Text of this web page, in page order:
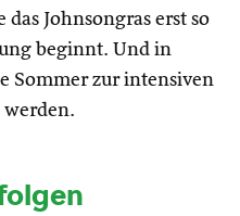
Johnsongras erst so
beginnt. Und in
Sommer zur intensiven
werden.